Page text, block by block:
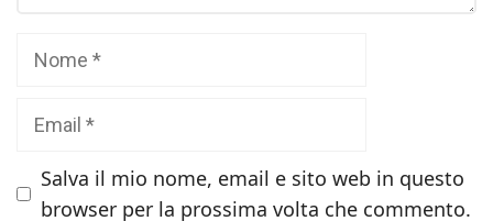
Salva il mio nome, email e sito web in questo
browser per la prossima volta che commento.